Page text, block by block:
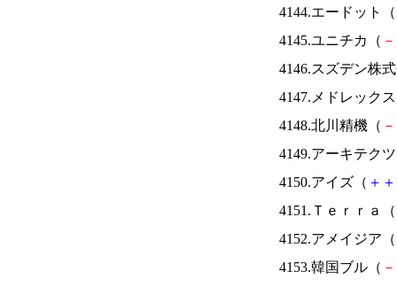
4144.エードット（
4145.ユニチカ（ －
4146.スズデン株
4147.メドレック
4148.北川精機（ －
4149.アーキテク
4150.アイズ（ ＋ ＋
4151.Ｔｅｒｒａ（
4152.アメイジア（
4153.韓国ブル（ －